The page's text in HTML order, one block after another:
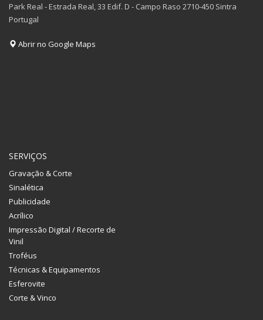
Park Real - Estrada Real, 33 Edif. D - Campo Raso 2710-450 Sintra
Portugal
Abrir no Google Maps
SERVIÇOS
Gravação & Corte
Sinalética
Publicidade
Acrílico
Impressão Digital / Recorte de
Vinil
Troféus
Técnicas & Equipamentos
Esferovite
Corte & Vinco